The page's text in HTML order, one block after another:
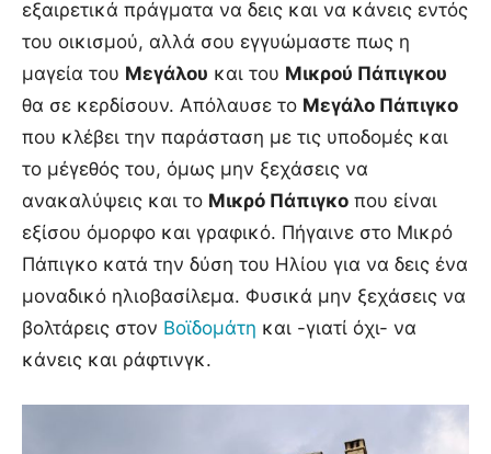
εξαιρετικά πράγματα να δεις και να κάνεις εντός
του οικισμού, αλλά σου εγγυώμαστε πως η
μαγεία του Μεγάλου και του Μικρού Πάπιγκου
θα σε κερδίσουν. Απόλαυσε το Μεγάλο Πάπιγκο
που κλέβει την παράσταση με τις υποδομές και
το μέγεθός του, όμως μην ξεχάσεις να
ανακαλύψεις και το Μικρό Πάπιγκο που είναι
εξίσου όμορφο και γραφικό. Πήγαινε στο Μικρό
Πάπιγκο κατά την δύση του Ηλίου για να δεις ένα
μοναδικό ηλιοβασίλεμα. Φυσικά μην ξεχάσεις να
βολτάρεις στον Βοϊδομάτη και -γιατί όχι- να
κάνεις και ράφτινγκ.